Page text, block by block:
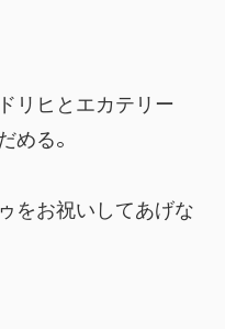
リヒとエカテリー
める。
をお祝いしてあげな